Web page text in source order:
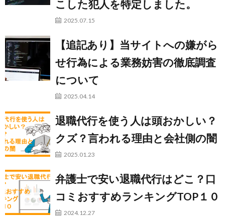
こした犯人を特定しました。
2025.07.15
【追記あり】当サイトへの嫌がら
せ行為による業務妨害の徹底調査
について
2025.04.14
退職代行を使う人は頭おかしい？
クズ？言われる理由と会社側の闇
2025.01.23
弁護士で安い退職代行はどこ？口
コミおすすめランキングTOP１０
2024.12.27